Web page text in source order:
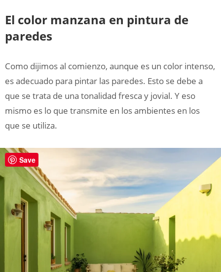
El color manzana en pintura de
paredes
Como dijimos al comienzo, aunque es un color intenso,
es adecuado para pintar las paredes. Esto se debe a
que se trata de una tonalidad fresca y jovial. Y eso
mismo es lo que transmite en los ambientes en los
que se utiliza.
Save